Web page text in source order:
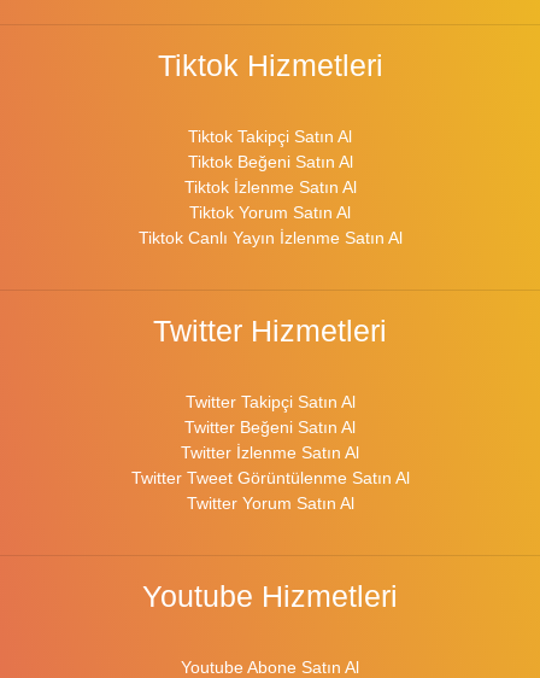
Tiktok Hizmetleri
Tiktok Takipçi Satın Al
Tiktok Beğeni Satın Al
Tiktok İzlenme Satın Al
Tiktok Yorum Satın Al
Tiktok Canlı Yayın İzlenme Satın Al
Twitter Hizmetleri
Twitter Takipçi Satın Al
Twitter Beğeni Satın Al
Twitter İzlenme Satın Al
Twitter Tweet Görüntülenme Satın Al
Twitter Yorum Satın Al
Youtube Hizmetleri
Youtube Abone Satın Al